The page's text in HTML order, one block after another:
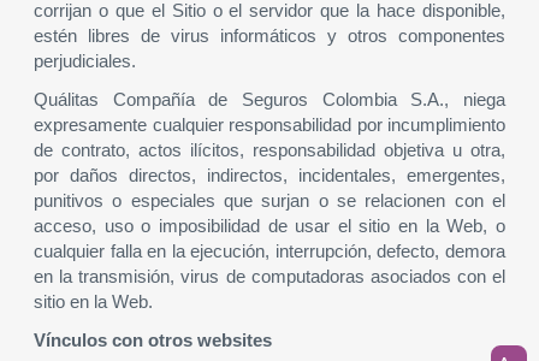
corrijan o que el Sitio o el servidor que la hace disponible,
estén libres de virus informáticos y otros componentes
perjudiciales.
Quálitas Compañía de Seguros Colombia S.A., niega
expresamente cualquier responsabilidad por incumplimiento
de contrato, actos ilícitos, responsabilidad objetiva u otra,
por daños directos, indirectos, incidentales, emergentes,
punitivos o especiales que surjan o se relacionen con el
acceso, uso o imposibilidad de usar el sitio en la Web, o
cualquier falla en la ejecución, interrupción, defecto, demora
en la transmisión, virus de computadoras asociados con el
sitio en la Web.
Vínculos con otros websites